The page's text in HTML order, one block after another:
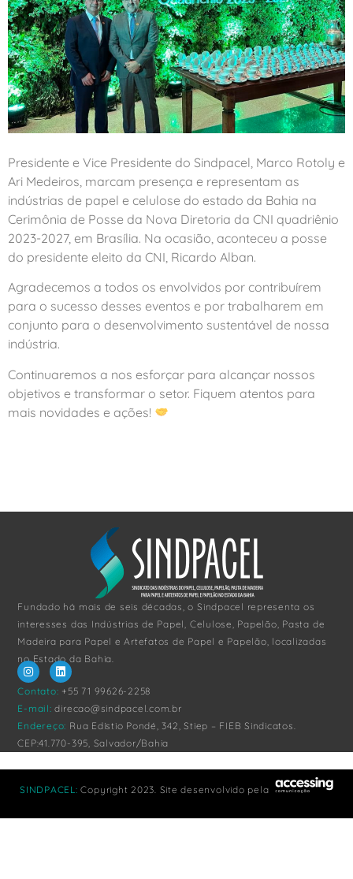
Presidente e Vice Presidente do Sindpacel, Marco Rotoly e
Ari Medeiros, marcam presença e representam as
indústrias de papel e celulose do estado da Bahia na
Cerimônia de Posse da Nova Diretoria da CNI quadriênio
2023-2027, em Brasília. Na ocasião, aconteceu a posse
do presidente eleito da CNI, Ricardo Alban.
Agradecemos a todos os envolvidos por contribuírem
para o sucesso desses eventos e por trabalharem em
conjunto para o desenvolvimento sustentável de nossa
indústria.
Continuaremos a nos esforçar para alcançar nossos
objetivos e transformar o setor. Fiquem atentos para
mais novidades e ações!
Fundado há mais de seis décadas, o Sindpacel representa os
interesses das Indústrias de Papel, Celulose, Papelão, Pasta de
Madeira para Papel e Artefatos de Papel e Papelão, localizadas
no Estado da Bahia.
Contato: +55 71 99626-2258
E-mail: direcao@sindpacel.com.br
Endereço: Rua Edístio Pondé, 342, Stiep – FIEB Sindicatos.
CEP:41.770-395, Salvador/Bahia
SINDPACEL: Copyright 2023. Site desenvolvido pela